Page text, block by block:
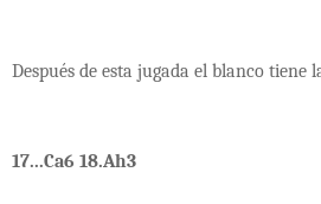
Después de esta jugada el blanco tiene
17...Ca6 18.Ah3